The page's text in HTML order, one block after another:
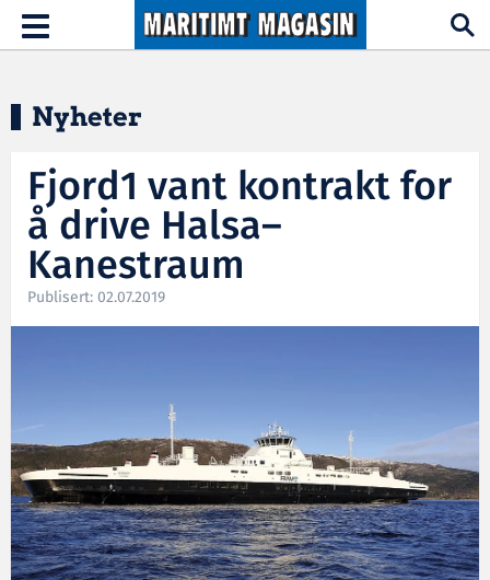
Hopp til hovedinnhold
Toggle
navigation
Nyheter
Fjord1 vant kontrakt for
å drive Halsa–
Kanestraum
Publisert: 02.07.2019